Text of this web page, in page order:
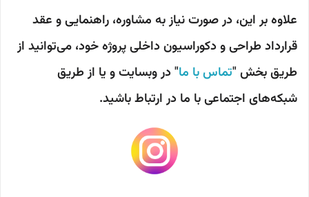
علاوه بر این، در صورت نیاز به مشاوره، راهنمایی و عقد
قرارداد طراحی و دکوراسیون داخلی پروژه خود، می‌توانید از
طریق بخش "تماس با ما" در وبسایت و یا از طریق
شبکه‌های اجتماعی با ما در ارتباط باشید.